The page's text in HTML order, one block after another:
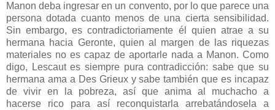
Manon deba ingresar en un convento, por lo que parece una
persona dotada cuanto menos de una cierta sensibilidad.
Sin embargo, es contradictoriamente él quien atrae a su
hermana hacia Geronte, quien al margen de las riquezas
materiales no es capaz de aportarle nada a Manon. Como
digo, Lescaut es siempre pura contradicción: sabe que su
hermana ama a Des Grieux y sabe también que es incapaz
de vivir en la pobreza, así que anima al muchacho a
hacerse rico para así reconquistarla arrebatándosela a